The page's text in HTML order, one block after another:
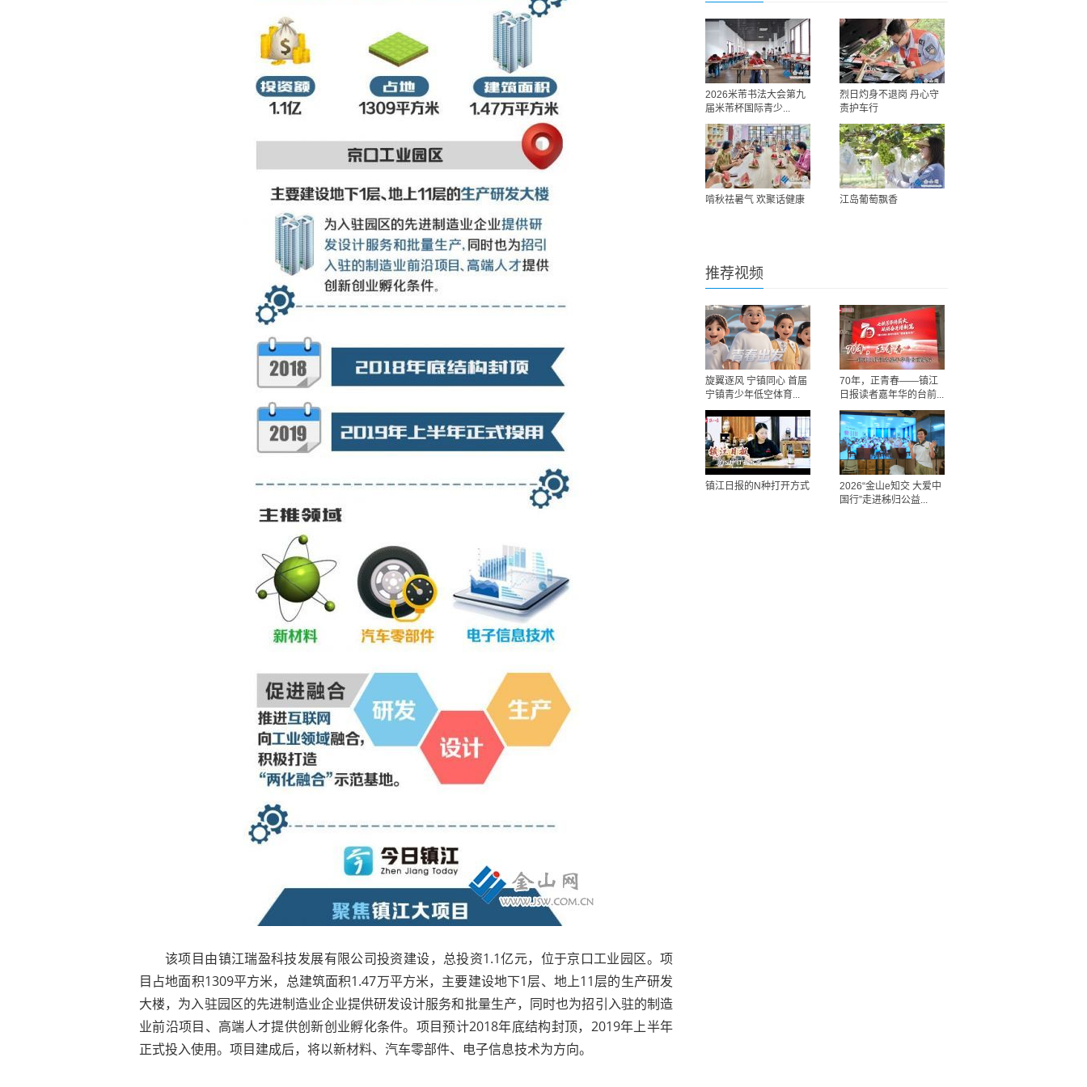
该项目由镇江瑞盈科技发展有限公司投资建设，总投资1.1亿元，位于京口工业园区。项
目占地面积1309平方米，总建筑面积1.47万平方米，主要建设地下1层、地上11层的生产研发
大楼，为入驻园区的先进制造业企业提供研发设计服务和批量生产，同时也为招引入驻的制造
业前沿项目、高端人才提供创新创业孵化条件。项目预计2018年底结构封顶，2019年上半年
正式投入使用。项目建成后，将以新材料、汽车零部件、电子信息技术为方向。
2026米芾书法大会第九
届米芾杯国际青少...
烈日灼身不退岗 丹心守
责护车行
啃秋祛暑气 欢聚话健康 江岛葡萄飘香
推荐视频
旋翼逐风 宁镇同心 首届
宁镇青少年低空体育...
70年，正青春——镇江
日报读者嘉年华的台前...
镇江日报的N种打开方式
2026“金山e知交 大爱中
国行”走进秭归公益...